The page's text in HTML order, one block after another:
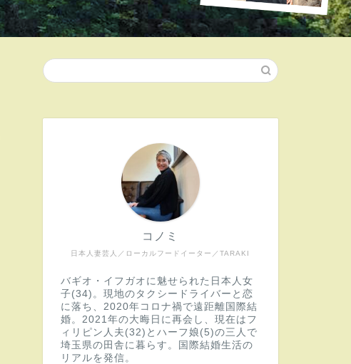
日本人妻芸人／ローカルフードイーター／TARAKI
コノミ
バギオ・イフガオに魅せられた日本人女
子(34)。現地のタクシードライバーと恋
に落ち、2020年コロナ禍で遠距離国際結
婚。2021年の大晦日に再会し、現在はフ
ィリピン人夫(32)とハーフ娘(5)の三人で
埼玉県の田舎に暮らす。国際結婚生活の
リアルを発信。